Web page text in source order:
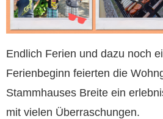
Endlich Ferien und dazu noch
Ferienbeginn feierten die
Stammhauses Breite ein
mit vielen Überraschungen.